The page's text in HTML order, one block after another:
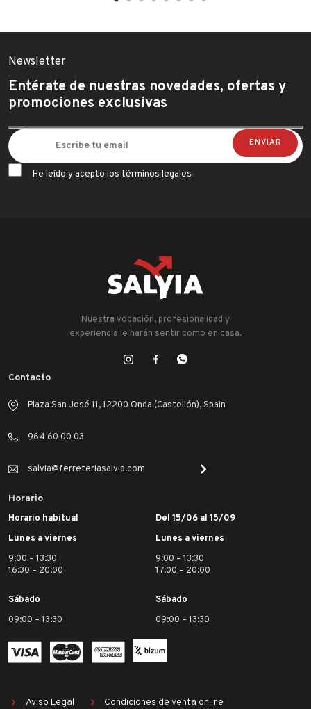
Newsletter
Entérate de nuestras novedades, ofertas y
promociones exclusivas
He leído y acepto los términos legales
Nuestra vocación, profesionalidad y
experiencia le harán sentir como en casa.
Contacto
Plaza San José 11, 12200 Onda (Castellón), Spain
964 60 00 03
salvia@ferreteriasalvia.com
Horario
Horario habitual
Lunes a viernes
9:00 – 13:30
16:30 – 20:00
Sábado
09:00 – 13:30
Del 15/06 al 15/09
Lunes a viernes
9:00 – 13:30
17:00 – 20:00
Sábado
09:00 – 13:30
Aviso Legal Condiciones de venta online